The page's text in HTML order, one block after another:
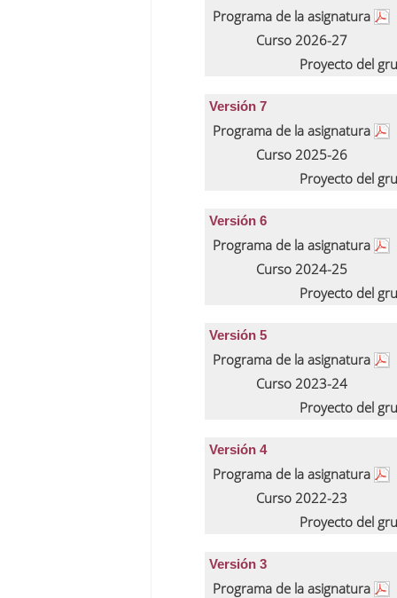
Programa de la asignatura
Curso 2026-27
Proyecto del
Versión 7
Programa de la asignatura
Curso 2025-26
Proyecto del
Versión 6
Programa de la asignatura
Curso 2024-25
Proyecto del
Versión 5
Programa de la asignatura
Curso 2023-24
Proyecto del
Versión 4
Programa de la asignatura
Curso 2022-23
Proyecto del
Versión 3
Programa de la asignatura